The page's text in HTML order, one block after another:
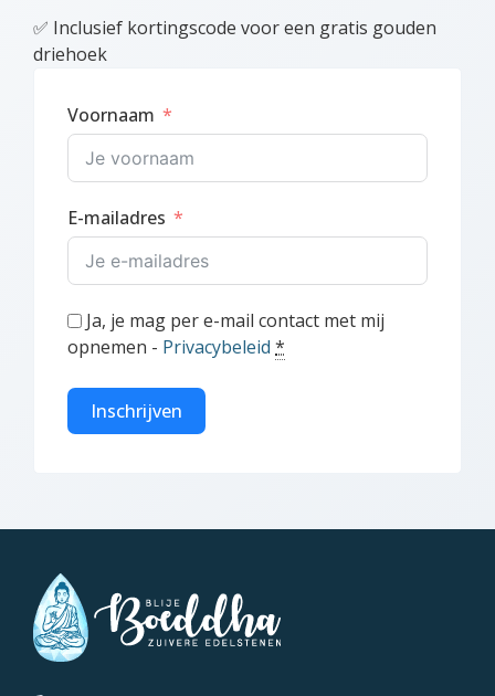
✅ Inclusief kortingscode voor een gratis gouden
driehoek
Voornaam
E-mailadres
Ja, je mag per e-mail contact met mij
opnemen - Privacybeleid *
Inschrijven